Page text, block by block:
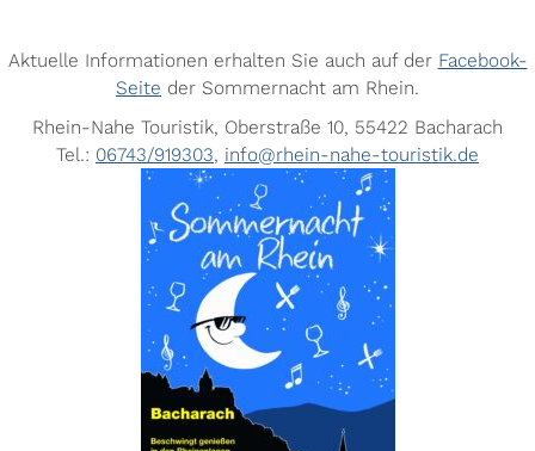
Aktuelle Informationen erhalten Sie auch auf der Facebook-
Seite der Sommernacht am Rhein.
Rhein-Nahe Touristik, Oberstraße 10, 55422 Bacharach
Tel.: 06743/919303, info@rhein-nahe-touristik.de